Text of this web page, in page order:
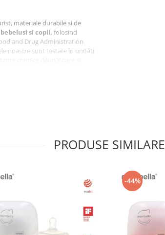
materiale durabile si de
si copii, folosind
and Drug Administration
noastre sunt testate în unități
gusturi si texturi noi pentru
suprafete
independent
extrem de rezistent care nu
PRODUSE SIMILARE
-44%